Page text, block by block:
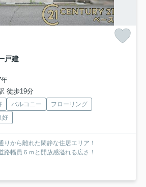
戸建
徒歩19分
バルコニー
フローリング
好
りから離れた閑静な住居エリア！
路幅員６ｍと開放感溢れる広さ！